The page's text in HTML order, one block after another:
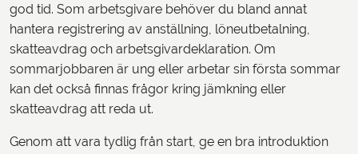
god tid. Som arbetsgivare behöver du bland annat
hantera registrering av anställning, löneutbetalning,
skatteavdrag och arbetsgivardeklaration. Om
sommarjobbaren är ung eller arbetar sin första sommar
kan det också finnas frågor kring jämkning eller
skatteavdrag att reda ut.
Genom att vara tydlig från start, ge en bra introduktion